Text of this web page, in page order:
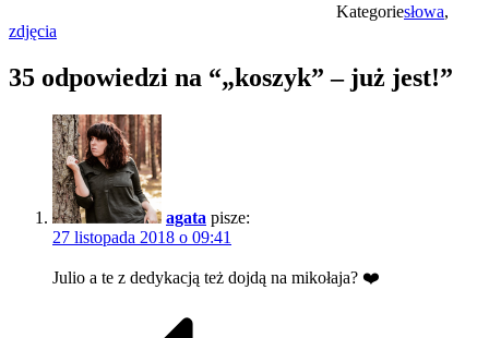
Kategoriesłowa,
zdjęcia
35 odpowiedzi na “„koszyk” – już jest!”
agata pisze:
27 listopada 2018 o 09:41
Julio a te z dedykacją też dojdą na mikołaja? ❤️